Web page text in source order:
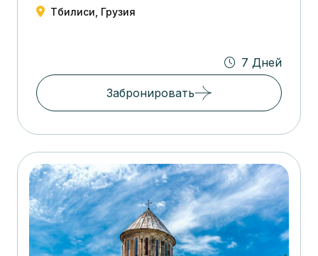
Тбилиси, Грузия
7 Дней
Забронировать